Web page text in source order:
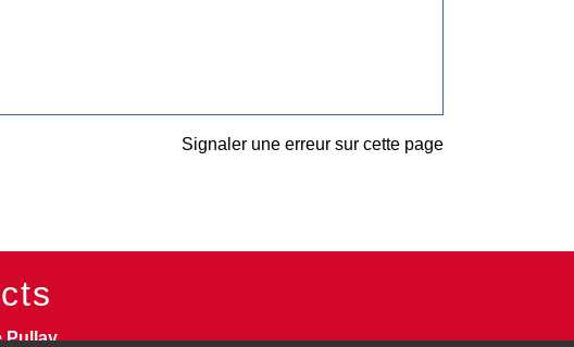
Signaler une erreur sur cette page
Pullay